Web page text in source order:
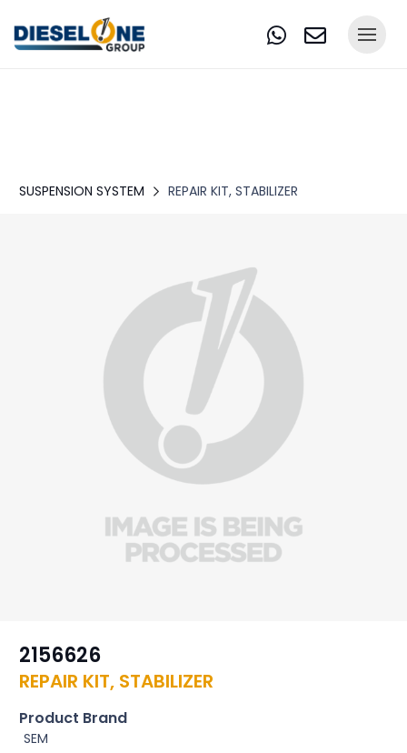
SUSPENSION SYSTEM REPAIR KIT, STABILIZER
2156626
REPAIR KIT, STABILIZER
Product Brand
SEM